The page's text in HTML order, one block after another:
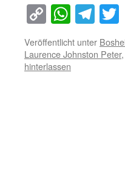
Copy
Link
Veröffentlicht unter
Laurence Johnston Peter,
hinterlassen